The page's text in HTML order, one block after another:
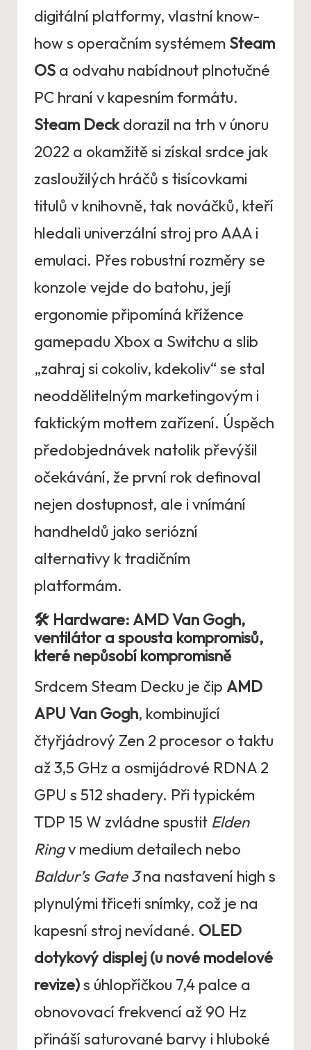
digitální platformy, vlastní know-
how s operačním systémem Steam
OS a odvahu nabídnout plnotučné
PC hraní v kapesním formátu.
Steam Deckdorazil na trh v únoru
2022 a okamžitě si získal srdce jak
zasloužilých hráčů s tisícovkami
titulů v knihovně, tak nováčků, kteří
hledali univerzální stroj pro AAA i
emulaci. Přes robustní rozměry se
konzole vejde do batohu, její
ergonomie připomíná křížence
gamepadu Xbox a Switchu a slib
„zahraj si cokoliv, kdekoliv“ se stal
neoddělitelným marketingovým i
faktickým mottem zařízení. Úspěch
předobjednávek natolik převýšil
očekávání, že první rok definoval
nejen dostupnost, ale i vnímání
handheldů jako seriózní
alternativy k tradičním
platformám.
🛠️ Hardware: AMD Van Gogh,
ventilátor a spousta kompromisů,
které nepůsobí kompromisně
Srdcem Steam Decku je čip AMD
APU Van Gogh, kombinující
čtyřjádrový Zen 2 procesor o taktu
až 3,5 GHz a osmijádrové RDNA 2
GPU s 512 shadery. Při typickém
TDP 15 W zvládne spustit Elden
Ringv medium detailech nebo
Baldur’s Gate 3na nastavení high s
plynulými třiceti snímky, což je na
kapesní stroj nevídané. OLED
dotykový displej (u nové modelové
revize)s úhlopříčkou 7,4 palce a
obnovovací frekvencí až 90 Hz
přináší saturované barvy i hluboké